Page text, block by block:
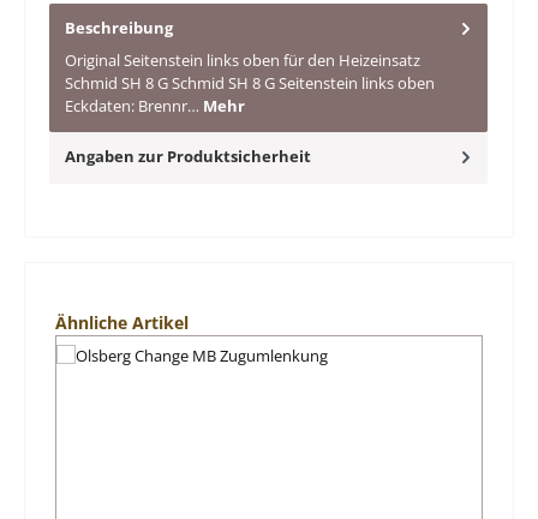
Beschreibung
Original Seitenstein links oben für den Heizeinsatz
Schmid SH 8 G Schmid SH 8 G Seitenstein links oben
Eckdaten: Brennr… Mehr
Angaben zur Produktsicherheit
Produktgalerie überspringen
Ähnliche Artikel